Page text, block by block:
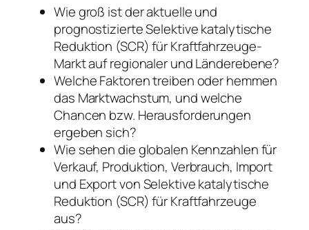
Wie groß ist der aktuelle und
prognostizierte Selektive katalytische
Reduktion (SCR) für Kraftfahrzeuge-
Markt auf regionaler und Länderebene?
Welche Faktoren treiben oder hemmen
das Marktwachstum, und welche
Chancen bzw. Herausforderungen
ergeben sich?
Wie sehen die globalen Kennzahlen für
Verkauf, Produktion, Verbrauch, Import
und Export von Selektive katalytische
Reduktion (SCR) für Kraftfahrzeuge
aus?